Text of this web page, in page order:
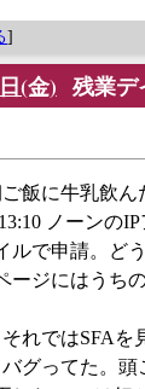
]
(金) 残業デ
ご飯に牛乳飲ん
ノーンの
ルで申請。ど
ージにはうち
それではSFAを
バグってた。